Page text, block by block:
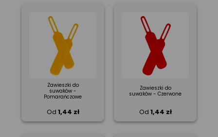
Zawieszki do
suwaków -
Pomarańczowe
Od 1,44 zł
Zawieszki do
suwaków - Czerwone
Od 1,44 zł